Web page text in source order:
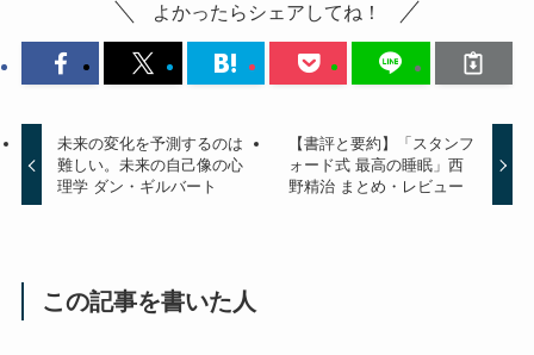
よかったらシェアしてね！
未来の変化を予測するのは
難しい。未来の自己像の心
理学 ダン・ギルバート
【書評と要約】「スタンフ
ォード式 最高の睡眠」西
野精治 まとめ・レビュー
この記事を書いた人